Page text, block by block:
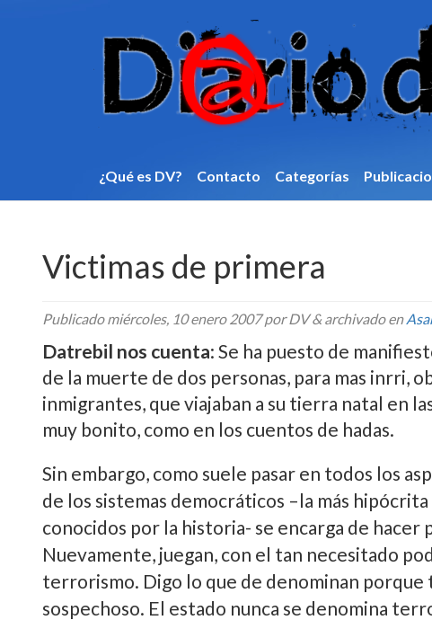
¿Qué es DV? Contacto Categorí­as
Victimas de primera
Publicadomiércoles, 10 enero 2007por DV&archivado en
Datrebil nos cuenta: Se ha puesto de
de la muerte de dos personas, para mas inrri,
inmigrantes, que viajaban a su tierra natal en
muy bonito, como en los cuentos de hadas.
Sin embargo, como suele pasar en todos los
de los sistemas democráticos –la más
conocidos por la historia- se encarga de
Nuevamente, juegan, con el tan necesitado
terrorismo. Digo lo que de denominan
sospechoso. El estado nunca se denomina